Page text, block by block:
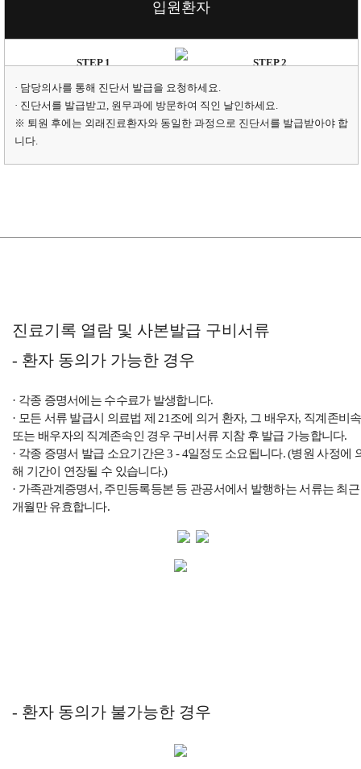
입원환자
STEP 1
담당의사 발급요청
STEP 2
· 담당의사를 통해 진단서 발급을 요청하세요.
· 진단서를 발급받고, 원무과에 방문하여 직인 날인하세요.
※ 퇴원 후에는 외래진료환자와 동일한 과정으로 진단서를 발급받아야 합
니다.
진료기록 열람 및 사본발급 구비서류
- 환자 동의가 가능한 경우
· 각종 증명서에는 수수료가 발생합니다.
· 모든 서류 발급시 의료법 제 21조에 의거 환자, 그 배우자, 직계존비속
또는 배우자의 직계존속인 경우 구비서류 지참 후 발급 가능합니다.
· 각종 증명서 발급 소요기간은 3 - 4일정도 소요됩니다. (병원 사정에
해 기간이 연장될 수 있습니다.)
· 가족관계증명서, 주민등록등본 등 관공서에서 발행하는 서류는 최근
개월만 유효합니다.
- 환자 동의가 불가능한 경우